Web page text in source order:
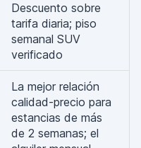
Descuento sobre
tarifa diaria; piso
semanal SUV
verificado
La mejor relación
calidad-precio para
estancias de más
de 2 semanas; el